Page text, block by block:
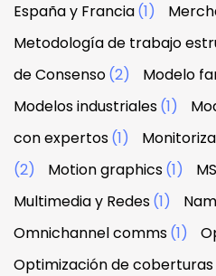
España y Francia(1)
Metodología de trabajo
de Consenso(2) Modelo
Modelos industriales(1)
con expertos(1)
(2)
Motion graphics(1)
Multimedia y Redes(1)
Omnichannel comms(1)
Optimización de coberturas